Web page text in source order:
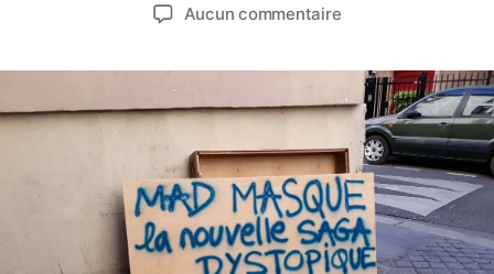
u
d
’
a
t
d
e
l
’
a
r
t
i
c
Aucun commentaires
a
a
z
e
t
t